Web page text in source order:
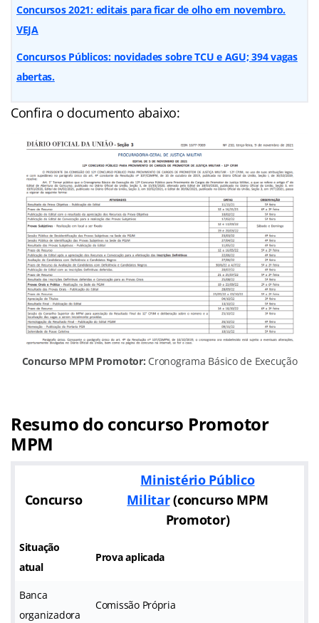
Concursos 2021: editais para ficar de olho em novembro.
VEJA
Concursos Públicos: novidades sobre TCU e AGU; 394 vagas
abertas.
Confira o documento abaixo:
Concurso MPM Promotor: Cronograma Básico de Execução
Resumo do concurso Promotor
MPM
Concurso
Ministério Público
Militar(concurso MPM
Promotor)
Situação
atual
Prova aplicada
Banca
organizadora
Comissão Própria